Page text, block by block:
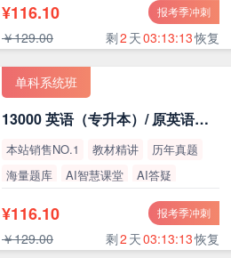
报考季冲刺
¥116.10
￥129.00 剩2 天03:13:12恢复
单科系统班
13000 英语（专升本）/ 原英语（二）
本站销售NO.1 教材精讲
历年真题
海量题库
AI智慧课堂
AI答疑
报考季冲刺
¥116.10
￥129.00 剩2 天03:13:12恢复